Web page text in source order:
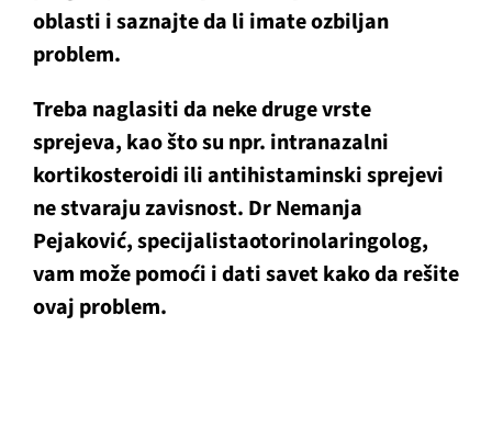
oblasti i saznajte da li imate ozbiljan
problem.
Treba naglasiti da neke druge vrste
sprejeva, kao što su npr. intranazalni
kortikosteroidi ili antihistaminski sprejevi
ne stvaraju zavisnost. Dr Nemanja
Pejaković, specijalistaotorinolaringolog,
vam može pomoći i dati savet kako da rešite
ovaj problem.